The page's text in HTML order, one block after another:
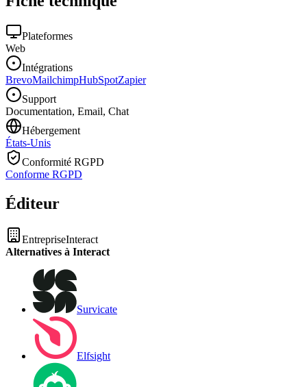
Plateformes
Web
Intégrations
BrevoMailchimpHubSpotZapier
Support
Documentation, Email, Chat
Hébergement
États-Unis
Conformité RGPD
Conforme RGPD
Éditeur
EntrepriseInteract
Alternatives à Interact
Survicate
Elfsight